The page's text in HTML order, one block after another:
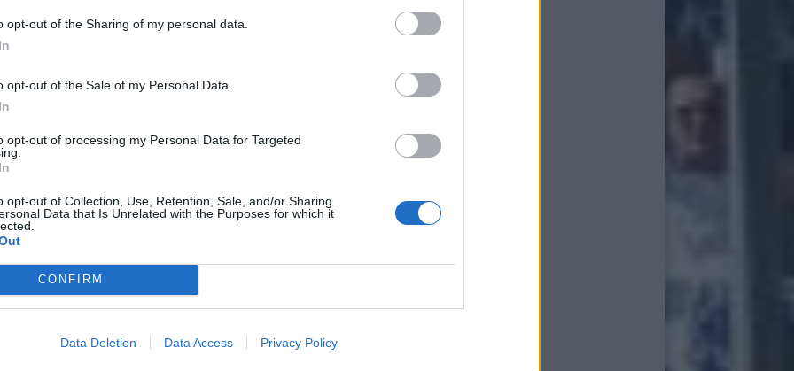
opt-out of the Sharing of my personal data.
opt-out of the Sale of my Personal Data.
opt-out of processing my Personal Data for Targeted
opt-out of Collection, Use, Retention, Sale, and/or Sharing
Data that Is Unrelated with the Purposes for which it
CONFIRM
Data Deletion Data Access Privacy Policy
al botteghino dello stadio limitatamente al
donna 7,00 euro – Ridotto over 60 7,00 euro –
appartenenti alle categorie ANMIC ANMIL
euro – Ridotto donna 14,00 euro – ridotto
euro – Ridotto invalidi appartenenti alle
14,00 euro.
euro – Ridotto donna 11,00 euro – Ridotto over
– Ridotto invalidi appartenenti alle categorie
euro.
– Ridotto donna 11,00 euro – Ridotto over 60
– Ridotto invalidi appartenenti alle